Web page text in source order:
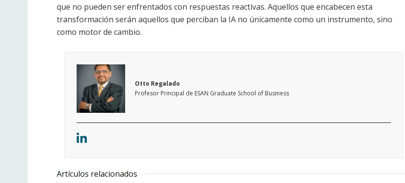
que no pueden ser enfrentados con respuestas reactivas. Aquellos que encabecen esta
transformación serán aquellos que perciban la IA no únicamente como un instrumento, sino
como motor de cambio.
Otto Regalado
Profesor Principal de ESAN Graduate School of Business
Artículos relacionados